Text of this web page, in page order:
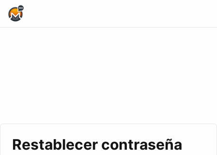
Restablecer contraseña